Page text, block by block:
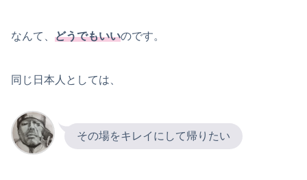
なんて、 どうでもいいのです。
同じ日本人としては、
その場をキレイにして帰りたい